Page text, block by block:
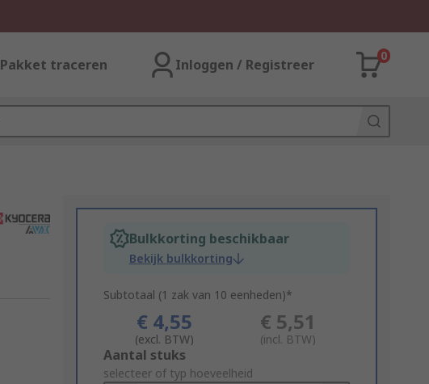
Pakket traceren Inloggen / Registreer
0
Bulkkorting beschikbaar
Bekijk bulkkorting
Subtotaal (1 zak van 10 eenheden)*
€ 4,55
(excl. BTW)
€ 5,51
(incl. BTW)
Add
to
Aantal stuks
selecteer of typ hoeveelheid